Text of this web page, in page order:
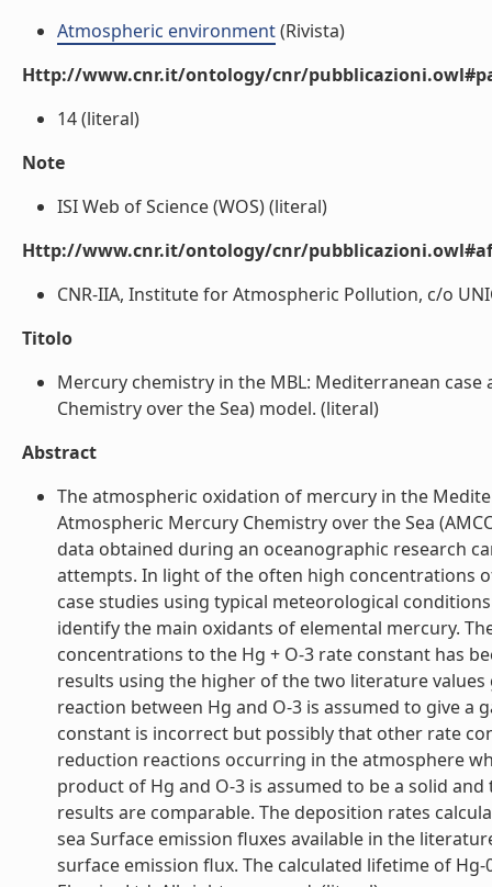
Atmospheric environment(Rivista)
Http://www.cnr.it/ontology/cnr/
14 (literal)
Note
ISI Web of Science (WOS) (literal)
Http://www.cnr.it/ontology/cnr/
CNR-IIA, Institute for Atmospheric Pollution, c/o
Titolo
Mercury chemistry in the MBL: Mediterranean
Chemistry over the Sea) model. (literal)
Abstract
The atmospheric oxidation of mercury in the
Atmospheric Mercury Chemistry over the Sea
data obtained during an oceanographic research
attempts. In light of the often high concentrations
case studies using typical meteorological
identify the main oxidants of elemental mercury.
concentrations to the Hg + O-3 rate constant has
results using the higher of the two literature
reaction between Hg and O-3 is assumed to give a
constant is incorrect but possibly that other rate
reduction reactions occurring in the atmosphere
product of Hg and O-3 is assumed to be a solid
results are comparable. The deposition rates
sea Surface emission fluxes available in the
surface emission flux. The calculated lifetime of